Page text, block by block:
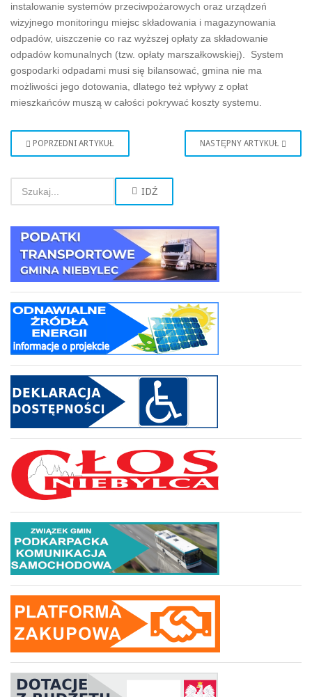
instalowanie systemów przeciwpożarowych oraz urządzeń
wizyjnego monitoringu miejsc składowania i magazynowania
odpadów, uiszczenie co raz wyższej opłaty za składowanie
odpadów komunalnych (tzw. opłaty marszałkowskiej). System
gospodarki odpadami musi się bilansować, gmina nie ma
możliwości jego dotowania, dlatego też wpływy z opłat
mieszkańców muszą w całości pokrywać koszty systemu.
POPRZEDNI ARTYKUŁ NASTĘPNY ARTYKUŁ
IDŹ